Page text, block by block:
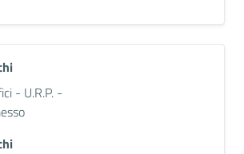
- U.R.P. -